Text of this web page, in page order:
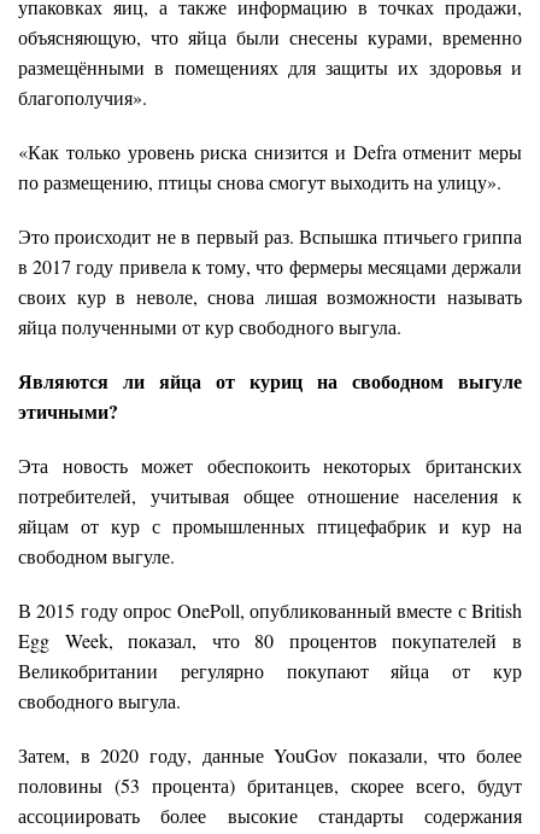
упаковках яиц, а также информацию в точках продажи,
объясняющую, что яйца были снесены курами, временно
размещёнными в помещениях для защиты их здоровья и
благополучия».
«Как только уровень риска снизится и Defra отменит меры
по размещению, птицы снова смогут выходить на улицу».
Это происходит не в первый раз. Вспышка птичьего гриппа
в 2017 году привела к тому, что фермеры месяцами держали
своих кур в неволе, снова лишая возможности называть
яйца полученными от кур свободного выгула.
Являются ли яйца от куриц на свободном выгуле
этичными?
Эта новость может обеспокоить некоторых британских
потребителей, учитывая общее отношение населения к
яйцам от кур с промышленных птицефабрик и кур на
свободном выгуле.
В 2015 году опрос OnePoll, опубликованный вместе с British
Egg Week, показал, что 80 процентов покупателей в
Великобритании регулярно покупают яйца от кур
свободного выгула.
Затем, в 2020 году, данные YouGov показали, что более
половины (53 процента) британцев, скорее всего, будут
ассоциировать более высокие стандарты содержания